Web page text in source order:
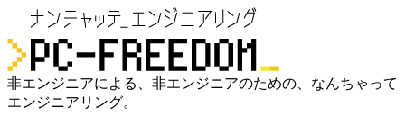
非エンジニアによる、非エンジニアのための、なんちゃって
エンジニアリング。